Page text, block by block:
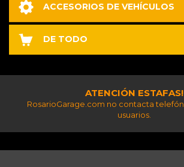
ACCESORIOS DE VEHÍCULOS
DE TODO
ATENCIÓN ESTAFAS!
RosarioGarage.com no contacta
usuarios.